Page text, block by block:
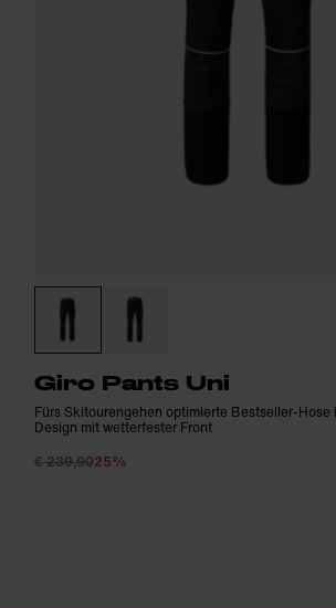
Giro Pants Uni
Fürs Skitourengehen optimierte Bestseller-Hose
Design mit wetterfester Front
€ 239,9025%